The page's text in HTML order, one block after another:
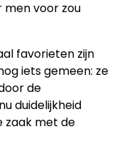
voor zou
favorieten zijn
iets gemeen: ze
de
duidelijkheid
zaak met de